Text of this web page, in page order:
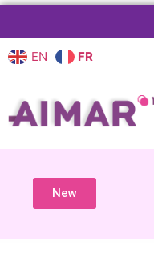
EN FR
New